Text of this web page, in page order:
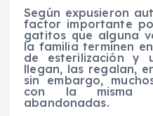
Según expusieron
factor importante
gatitos que alguna
la familia terminen
de esterilización y
llegan, las regalan,
sin embargo,
con la misma
abandonadas.